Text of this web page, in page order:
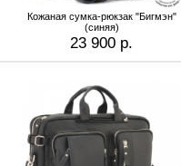
Кожаная сумка-рюкзак "Бигмэн"
(синяя)
23 900 р.